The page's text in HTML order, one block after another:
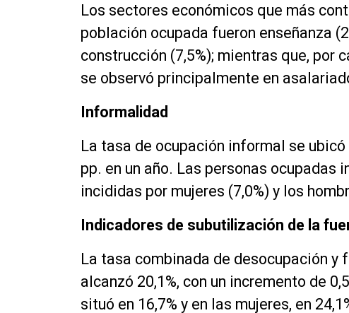
Los sectores económicos que más
población ocupada fueron enseñanza
construcción (7,5%); mientras que, por
se observó principalmente en
Informalidad
La tasa de ocupación informal se ubicó
pp. en un año. Las personas ocupadas
incididas por mujeres (7,0%) y los
Indicadores de subutilización de la
La tasa combinada de desocupación y
alcanzó 20,1%, con un incremento de
situó en 16,7% y en las mujeres, en